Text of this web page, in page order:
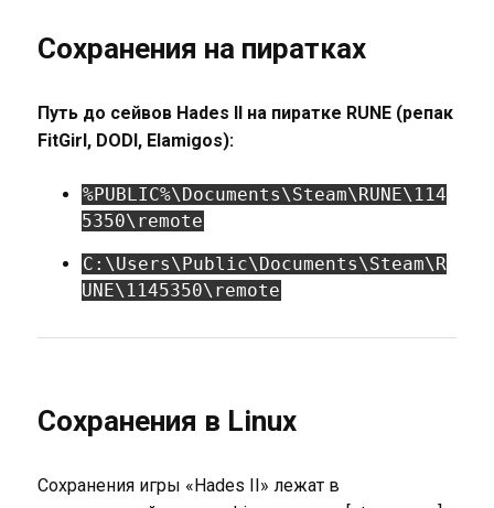
Сохранения на пиратках
Путь до сейвов Hades II на пиратке RUNE (репак
FitGirl, DODI, Elamigos):
%PUBLIC%\Documents\Steam\RUNE\114
5350\remote
C:\Users\Public\Documents\Steam\R
UNE\1145350\remote
Сохранения в Linux
Сохранения игры «Hades II» лежат в